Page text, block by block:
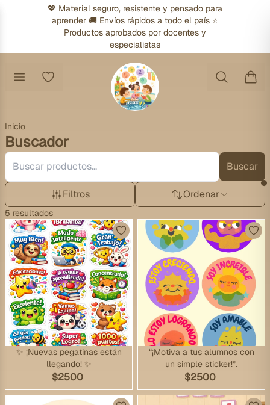
💖 Material seguro, resistente y pensado para
aprender 🚚 Envíos rápidos a todo el país ⭐
Productos aprobados por docentes y
especialistas
Inicio
Buscador
Buscar
Filtros Ordenar
5 resultados
✨ ¡Nuevas pegatinas están
llegando! ✨
$2500
“¡Motiva a tus alumnos con
un simple sticker!”.
$2500